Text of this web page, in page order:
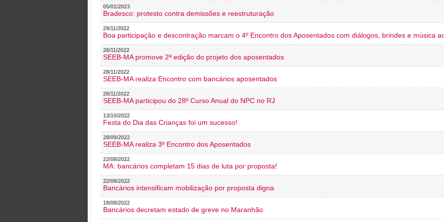
05/01/2023
Bradesco: protesto contra demissões e reestruturação
29/11/2022
Boa participação e descontração marcam o 4º Encontro dos Aposentados com diálogos, brindes e música
28/11/2022
SEEB-MA promove 2ª edição do projeto dos aposentados
28/11/2022
SEEB-MA realiza Encontro com bancários aposentados
28/11/2022
SEEB-MA participou do 28º Curso Anual do NPC no RJ
13/10/2022
Festa do Dia das Crianças foi um sucesso!
28/09/2022
SEEB-MA realiza 3º Encontro dos Aposentados
22/08/2022
MA: bancários completam 15 dias de luta por proposta!
22/08/2022
Bancários intensificam mobilização por proposta digna
18/08/2022
Bancários decretam estado de greve no Maranhão